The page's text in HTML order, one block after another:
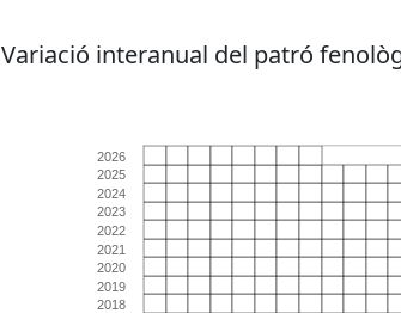
Variació interanual del patró